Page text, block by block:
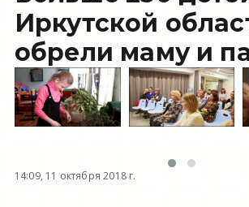
Иркутской
обрели маму и
14:09, 11 октября 2018 г.